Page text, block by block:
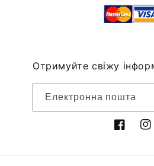
Отримуйте свіжу
Електронна пошта